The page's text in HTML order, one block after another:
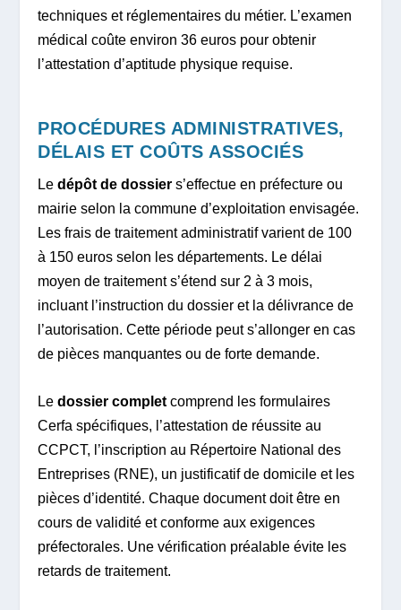
techniques et réglementaires du métier. L’examen
médical coûte environ 36 euros pour obtenir
l’attestation d’aptitude physique requise.
PROCÉDURES ADMINISTRATIVES,
DÉLAIS ET COÛTS ASSOCIÉS
Ledépôt de dossier s’effectue en préfecture ou
mairie selon la commune d’exploitation envisagée.
Les frais de traitement administratif varient de 100
à 150 euros selon les départements. Le délai
moyen de traitement s’étend sur 2 à 3 mois,
incluant l’instruction du dossier et la délivrance de
l’autorisation. Cette période peut s’allonger en cas
de pièces manquantes ou de forte demande.
Ledossier complet comprend les formulaires
Cerfa spécifiques, l’attestation de réussite au
CCPCT, l’inscription au Répertoire National des
Entreprises (RNE), un justificatif de domicile et les
pièces d’identité. Chaque document doit être en
cours de validité et conforme aux exigences
préfectorales. Une vérification préalable évite les
retards de traitement.